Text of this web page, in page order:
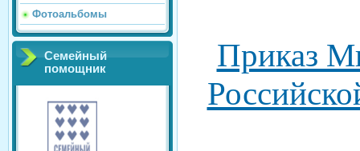
Фотоальбомы
Семейный
помощник
Приказ